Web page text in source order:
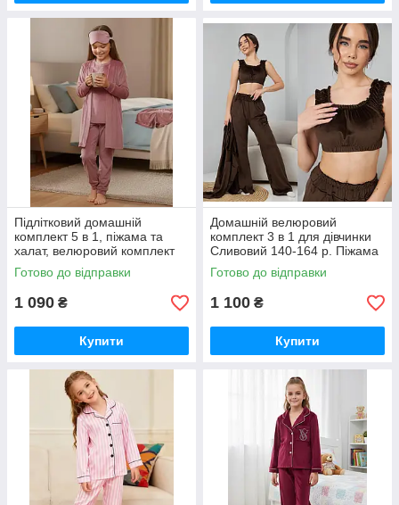
Підлітковий домашній
комплект 5 в 1, піжама та
халат, велюровий комплект
Готово до відправки
1 090 ₴
Купити
Домашній велюровий
комплект 3 в 1 для дівчинки
Сливовий 140-164 р. Піжама
та халат для дівчаток
Велюровий комплект
Готово до відправки
1 100 ₴
Купити